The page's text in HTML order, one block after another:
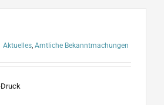
Aktuelles, Amtliche Bekanntmachungen